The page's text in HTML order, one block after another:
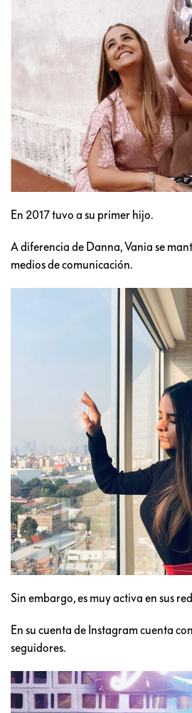
En 2017 tuvo a su primer hijo.
A diferencia de Danna, Vania se
medios de comunicación.
Sin embargo, es muy activa en sus
En su cuenta de Instagram cuenta
seguidores.